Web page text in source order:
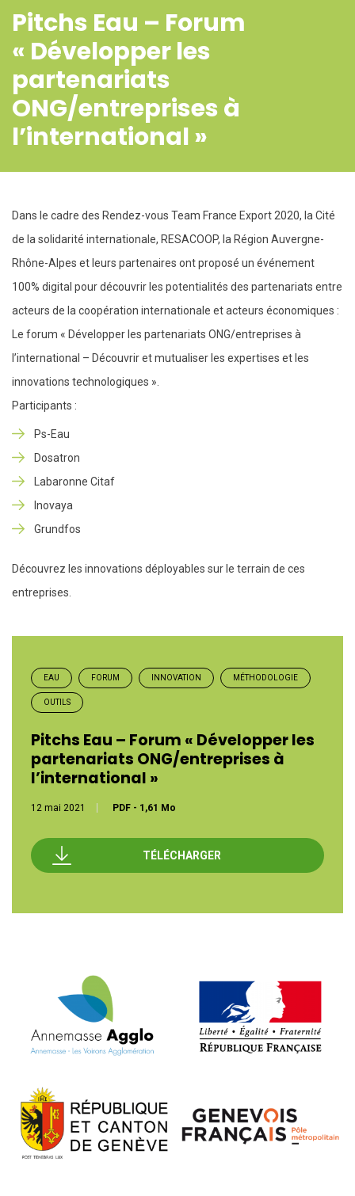
Pitchs Eau – Forum
« Développer les
partenariats
ONG/entreprises à
l’international »
Dans le cadre des Rendez-vous Team France Export 2020, la Cité
de la solidarité internationale, RESACOOP, la Région Auvergne-
Rhône-Alpes et leurs partenaires ont proposé un événement
100% digital pour découvrir les potentialités des partenariats entre
acteurs de la coopération internationale et acteurs économiques :
Le forum « Développer les partenariats ONG/entreprises à
l’international – Découvrir et mutualiser les expertises et les
innovations technologiques ».
Participants :
Ps-Eau
Dosatron
Labaronne Citaf
Inovaya
Grundfos
Découvrez les innovations déployables sur le terrain de ces
entreprises.
EAU FORUM INNOVATION MÉTHODOLOGIE
OUTILS
Pitchs Eau – Forum « Développer les
partenariats ONG/entreprises à
l’international »
12 mai 2021 PDF - 1,61 Mo
TÉLÉCHARGER